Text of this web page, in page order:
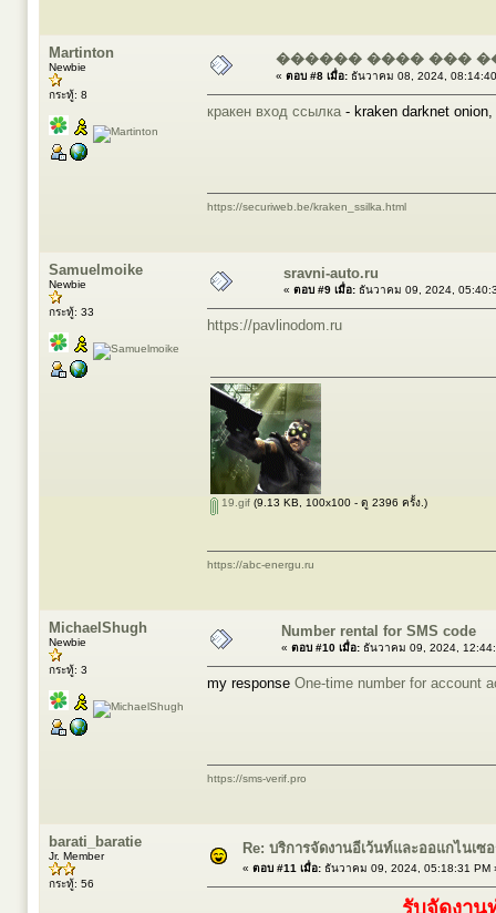
Martinton
Newbie
กระทู้: 8
������ ���� ���
« ตอบ #8 เมื่อ: ธันวาคม 08, 2024,
кракен вход ссылка - kraken darknet
https://securiweb.be/kraken_ssilka.html
Samuelmoike
Newbie
กระทู้: 33
sravni-auto.ru
« ตอบ #9 เมื่อ: ธันวาคม 09, 2024,
https://pavlinodom.ru
19.gif (9.13 KB, 100x100 - ดู 2396 ครั้ง.)
https://abc-energu.ru
MichaelShugh
Newbie
กระทู้: 3
Number rental for SMS code
« ตอบ #10 เมื่อ: ธันวาคม 09, 2024,
my response One-time number for account
https://sms-verif.pro
barati_baratie
Jr. Member
กระทู้: 56
Re: บริการจัดงานอีเว้นท์และออแกไนเ
« ตอบ #11 เมื่อ: ธันวาคม 09, 2024, 05:18:31 PM
รับจัดงาน